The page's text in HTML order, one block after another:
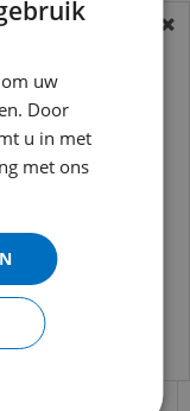
155 cm
periode zijn wij
helaas niet
verwerkt
je van ons
via
uw
Door
u in met
met ons